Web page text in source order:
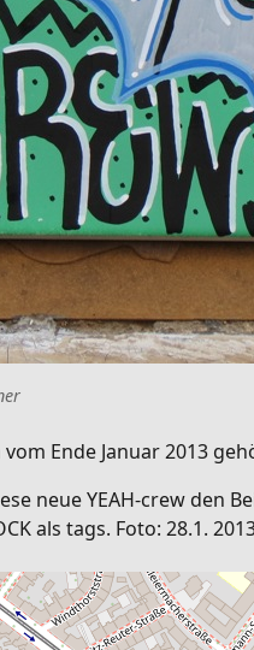
Ende Januar 2013
neue YEAH-crew den
als tags. Foto: 28.1.